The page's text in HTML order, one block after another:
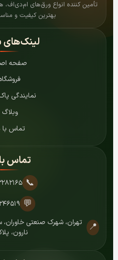
تأمین کننده انواع ورق‌های ام‌دی‌اف،
بهترین کیفیت و
لینک‌های
صفحه
فروشگاه
نمایندگی
وبلاگ
تماس با
تماس
📞 ۰۲۱-
💬
📍
تهران، شهرک صنعتی
نارون، پلاک